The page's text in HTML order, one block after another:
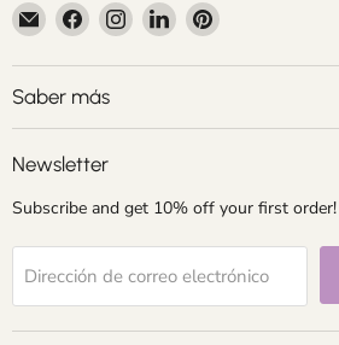
Encuéntrenos
en
Correo
electrónico
Encuéntrenos
en
Facebook
Encuéntrenos
en
Instagram
Encuéntrenos
en
LinkedIn
Encuéntrenos
Pinterest
Saber más
Newsletter
Subscribe and get 10% off your first order!
Dirección de correo electrónico